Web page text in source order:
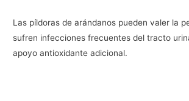
Las píldoras de arándanos pueden valer la
sufren infecciones frecuentes del tracto
apoyo antioxidante adicional.